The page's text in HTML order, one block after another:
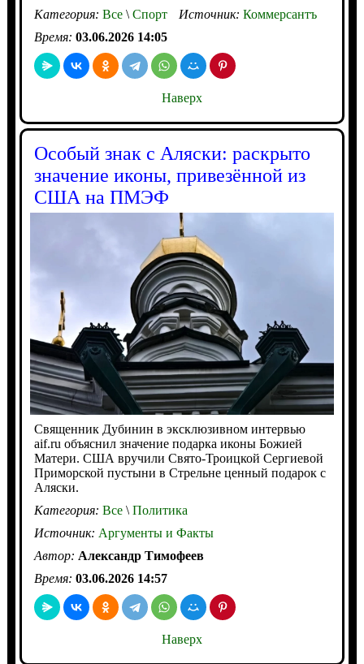
Категория: Все\Спорт Источник: Коммерсантъ
Время: 03.06.2026 14:05
Наверх
Особый знак с Аляски: раскрыто
значение иконы, привезённой из
США на ПМЭФ
Священник Дубинин в эксклюзивном интервью
aif.ru объяснил значение подарка иконы Божией
Матери. США вручили Свято-Троицкой Сергиевой
Приморской пустыни в Стрельне ценный подарок с
Аляски.
Категория: Все\Политика
Источник: Аргументы и Факты
Автор: Александр Тимофеев
Время: 03.06.2026 14:57
Наверх